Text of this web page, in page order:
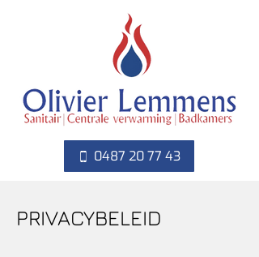
0487 20 77 43
PRIVACYBELEID